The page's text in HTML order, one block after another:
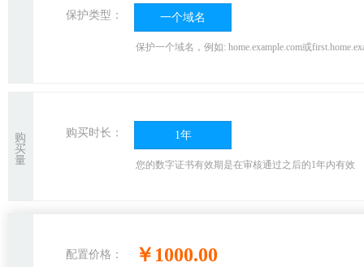
保护类型： 一个域名
保护一个域名，例如: home.example.com或
购
买
量
购买时长： 1年
您的数字证书有效期是在审核通过之后的1年内有效
配置价格： ￥ 1000.00